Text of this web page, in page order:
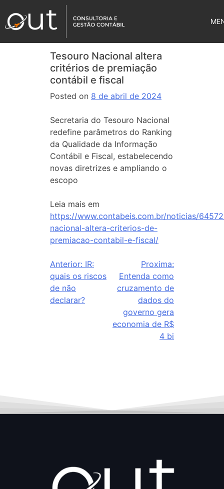
Tesouro Nacional altera
critérios de premiação
contábil e fiscal
Posted on 8 de abril de 2024
Secretaria do Tesouro Nacional
redefine parâmetros do Ranking
da Qualidade da Informação
Contábil e Fiscal, estabelecendo
novas diretrizes e ampliando o
escopo
Leia mais em
https://www.contabeis.com.br/noticias/
nacional-altera-criterios-de-
premiacao-contabil-e-fiscal/
Anterior: IR:
quais os riscos
de não
declarar?
Proxima:
Entenda como
cruzamento de
dados do
governo gera
economia de R$
4 bi